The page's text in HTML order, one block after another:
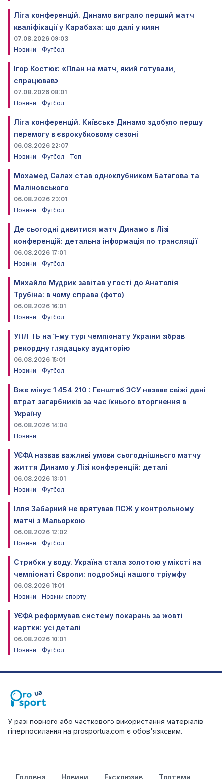
Ліга конференцій. Динамо виграло перший матч
кваліфікації у Карабаха: що далі у киян
07.08.2026 09:03
Новини
Футбол
Ігор Костюк: «План на матч, який готували,
спрацював»
07.08.2026 08:01
Новини
Футбол
Ліга конференцій. Київське Динамо здобуло першу
перемогу в єврокубковому сезоні
06.08.2026 22:07
Новини
Футбол Топ
Мохамед Салах став одноклубником Батагова та
Маліновського
06.08.2026 20:01
Новини
Футбол
Де сьогодні дивитися матч Динамо в Лізі
конференцій: детальна інформація по трансляції
06.08.2026 17:01
Новини
Футбол
Михайло Мудрик завітав у гості до Анатолія
Трубіна: в чому справа (фото)
06.08.2026 16:01
Новини
Футбол
УПЛ ТБ на 1-му турі чемпіонату України зібрав
рекордну глядацьку аудиторію
06.08.2026 15:01
Новини
Футбол
Вже мінус 1 454 210 : Генштаб ЗСУ назвав свіжі дані
втрат загарбників за час їхнього вторгнення в
Україну
06.08.2026 14:04
Новини
УЄФА назвав важливі умови сьогоднішнього матчу
життя Динамо у Лізі конференцій: деталі
06.08.2026 13:01
Новини
Футбол
Ілля Забарний не врятував ПСЖ у контрольному
матчі з Мальоркою
06.08.2026 12:02
Новини
Футбол
Стрибки у воду. Україна стала золотою у міксті на
чемпіонаті Європи: подробиці нашого тріумфу
06.08.2026 11:01
Новини
Новини спорту
УЄФА реформував систему покарань за жовті
картки: усі деталі
06.08.2026 10:01
Новини
Футбол
У разі повного або часткового використання матеріалів
гіперпосилання на prosportua.com є обов'язковим.
Головна Новини Ексклюзив Топтеми